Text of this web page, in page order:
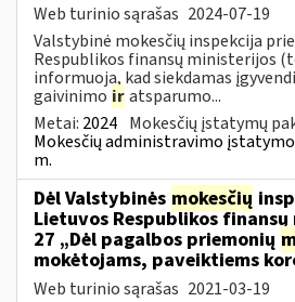
Web turinio sąrašas 2024-07-19
Valstybinė mokesčių inspekcija
Respublikos finansų ministerijos
informuoja, kad siekdamas
gaivinimo iratsparumo...
Metai: 2024 Mokesčių įstatymų
Mokesčių administravimo
m.
Dėl Valstybinės mokesčių
Lietuvos Respublikos finansų
27 „Dėl pagalbos priemonių
mokėtojams, paveiktiems
Web turinio sąrašas 2021-03-19